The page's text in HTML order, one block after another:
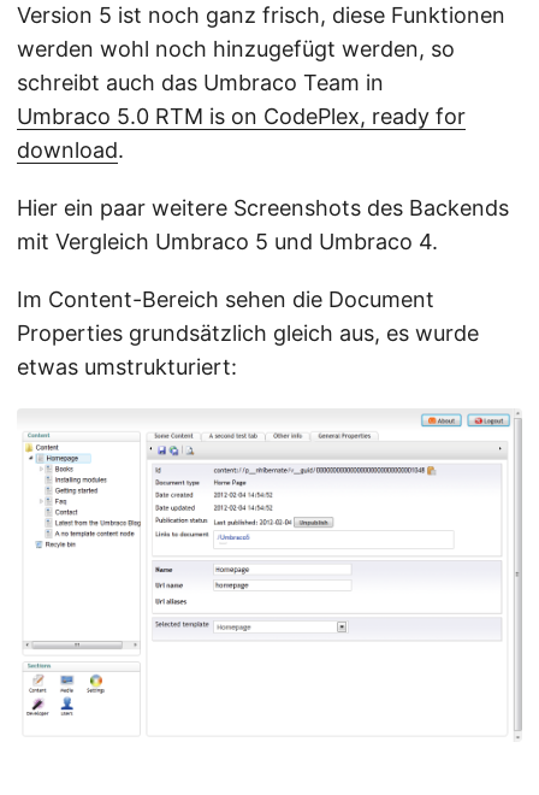
Version 5 ist noch ganz frisch, diese Funktionen
werden wohl noch hinzugefügt werden, so
schreibt auch das Umbraco Team in
Umbraco 5.0 RTM is on CodePlex, ready for
download.
Hier ein paar weitere Screenshots des Backends
mit Vergleich Umbraco 5 und Umbraco 4.
Im Content-Bereich sehen die Document
Properties grundsätzlich gleich aus, es wurde
etwas umstrukturiert: